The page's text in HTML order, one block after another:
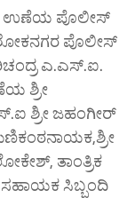
ಉಣೆಯ ಪೊಲೀಸ್
ಅಶೋಕನಗರ ಪೊಲೀಸ್
ಎ.ಎಸ್‌.ಐ.
ಶ್ರೀ
ಶ್ರೀ ಜಹಂಗೀರ್
ತಾಂತ್ರಿಕ
ಸಹಾಯಕ ಸಿಬ್ಬಂದಿ